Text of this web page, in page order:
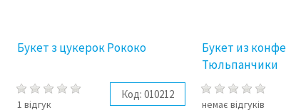
Букет з цукерок Рококо
1 відгук
Код: 010212
Букет из
Тюльпанчики
немає відгуків